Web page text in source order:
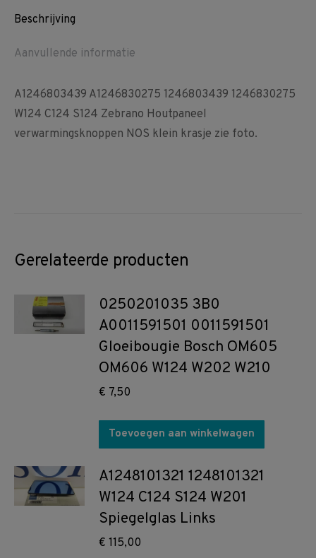
Beschrijving
Aanvullende informatie
A1246803439 A1246830275 1246803439 1246830275
W124 C124 S124 Zebrano Houtpaneel
verwarmingsknoppen NOS klein krasje zie foto.
Gerelateerde producten
0250201035 3B0
A0011591501 0011591501
Gloeibougie Bosch OM605
OM606 W124 W202 W210
€ 7,50
Toevoegen aan winkelwagen
A1248101321 1248101321
W124 C124 S124 W201
Spiegelglas Links
€ 115,00